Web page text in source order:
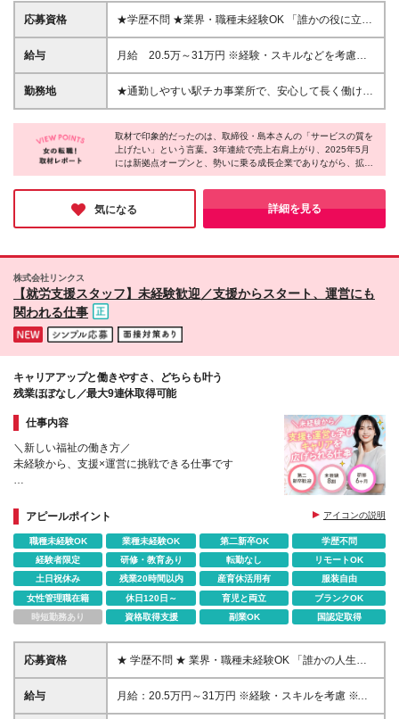
応募資格
★学歴不問 ★業界・職種未経験OK 「誰かの役に立つ
仕事がしたい」 「人の笑顔に関われる仕事がした
い」 そんな想いがあれば、経験や知識は問いませ
子育て経験・事務経験・接客経験など、 あなたの人
生経験そのものが、支援の現場で活かせます。 入社
ら少しずつ学びながら、 先輩スタッフがそばでサポ
ートするので、 久しぶりの仕事復帰でも安心してス
タートできます。 職場は、困ったことや不安をすぐ
がら働きたい」 そんな気持ちを大切にしたい方に、
ぜひ仲間になっていただきたいと思っています。
給与
月給 20.5万～31万円 ※経験・スキルなどを考慮
し、決定します。 ※残業代は別途全額支給します。 ※
インセンティブは、目標を達成した月に支給します。
実績により支給） 【サービス管理責任者】 月給30万
円～39万円 ※資格取得状況により考慮いたします
勤務地
★通勤しやすい駅チカ事業所で、安心して長く働けま
す 千葉県・埼玉県に展開する 就労移行支援事業所
「リンクス」のいずれかに配属となります。 すべて
の事業所が駅から徒歩圏内にあり、毎日の通勤も快適
です。 ★事業所の雰囲気がわかる動画を公開中 スタ
ッフの働く様子や職場の空気感を、 YouTube・関連
リンクでご覧いただけます。 入社後のイメージを持
ってから応募できるので安心です。 ＜千葉県エリア
33-13 フォートリス船橋7F ■リンクス西船橋※2025
年春開設の新しい事業所です 千葉県船橋市葛飾町2-
クス大宮 埼玉県さいたま市大宮区大門町3-82-1 大
口 埼玉県川越市脇田町16-29 川越脇田ビル4F ■リン
クス川越西口 埼玉県川越市脇田本町10-24 藤蔵ロイ
ヤルビル4F ■自立訓練事業所リンクス川越 埼玉県川
越市脇田本町10-24 藤蔵ロイヤルビル2F
取材で印象的だったのは、取締役・島本さんの「サービスの質を
上げたい」という言葉。3年連続で売上右肩上がり、2025年5月
には新拠点オープンと、勢いに乗る成長企業でありながら、拡大
一辺倒ではない姿勢に共感しました。組織強化のフェーズだから
こそ、会社づくりにも携わるチャンスもあるのだそう。さらに
「社員の働きやすさも改善したい」と制度・環境整備にも本気で
す。安定と成長、両方を手に入れられる会社だと感じました！
気になる 詳細を見る
株式会社リンクス
【就労支援スタッフ】未経験歓迎／支援からスタート、運営にも
関われる仕事
キャリアアップと働きやすさ、どちらも叶う
残業ほぼなし／最大9連休取得可能
仕事内容
＼新しい福祉の働き方／
未経験から、支援×運営に挑戦できる仕事です
★ 介護なし｜事務・ITスキル活用
★ 17:30定時退社／残業ほぼなし
★ 新規拠点多数｜ポスト・チャンスあり
アピールポイント アイコンの説明
職種未経験OK 業種未経験OK 第二新卒OK
学歴不問
経験者限定
研修・教育あり 転勤なし
リモートOK
土日祝休み
残業20時間以内 産育休活用有
服装自由
女性管理職在籍
休日120日～ 育児と両立
ブランクOK
時短勤務あり
資格取得支援 副業OK 国認定取得
応募資格
★ 学歴不問 ★ 業界・職種未経験OK 「誰かの人生に
寄り添いながら、 自分自身も成長できる仕事がした
い」 そんな想いをお持ちの方を歓迎します。 福祉の
給与
月給：20.5万円～31万円 ※経験・スキルを考慮 ※残
業代全額支給／インセンティブあり ※試用期間（3ヶ